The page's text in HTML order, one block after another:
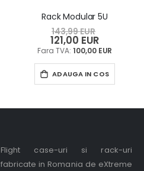
Rack Modular 5U
143,99 EUR
Pret
special
121,00 EUR
100,00 EUR
ADAUGA IN COS
Flight case-uri si rack-uri
fabricate in Romania de eXtreme